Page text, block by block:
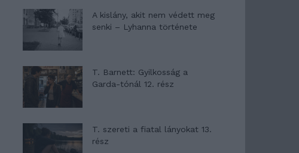
A kislány, akit nem védett meg
senki – Lyhanna története
T. Barnett: Gyilkosság a
Garda-tónál 12. rész
T. szereti a fiatal lányokat 13.
rész